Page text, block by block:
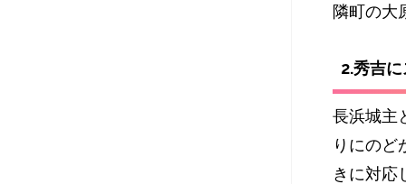
隣町の大
2.秀吉
長浜城主
りにのど
きに対応